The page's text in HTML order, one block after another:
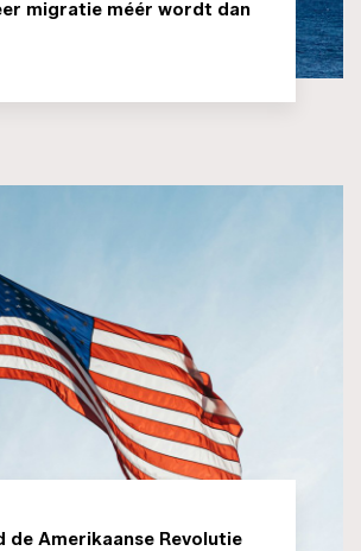
migratie méér wordt dan
de Amerikaanse Revolutie